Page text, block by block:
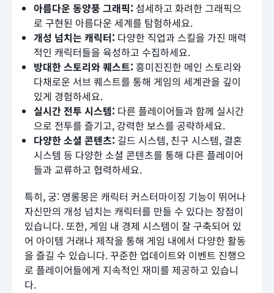
아름다운 동양풍 그래픽: 섬세하고 화려한 그래픽으
로 구현된 아름다운 세계를 탐험하세요.
개성 넘치는 캐릭터: 다양한 직업과 스킬을 가진 매력
적인 캐릭터들을 육성하고 수집하세요.
방대한 스토리와 퀘스트: 흥미진진한 메인 스토리와
다채로운 서브 퀘스트를 통해 게임의 세계관을 깊이
있게 경험하세요.
실시간 전투 시스템: 다른 플레이어들과 함께 실시간
으로 전투를 즐기고, 강력한 보스를 공략하세요.
다양한 소셜 콘텐츠: 길드 시스템, 친구 시스템, 결혼
시스템 등 다양한 소셜 콘텐츠를 통해 다른 플레이어
들과 교류하고 협력하세요.
특히, 궁: 영롱몽은 캐릭터 커스터마이징 기능이 뛰어나
자신만의 개성 넘치는 캐릭터를 만들 수 있다는 장점이
있습니다. 또한, 게임 내 경제 시스템이 잘 구축되어 있
어 아이템 거래나 제작을 통해 게임 내에서 다양한 활동
을 즐길 수 있습니다. 꾸준한 업데이트와 이벤트 진행으
로 플레이어들에게 지속적인 재미를 제공하고 있습니
다.